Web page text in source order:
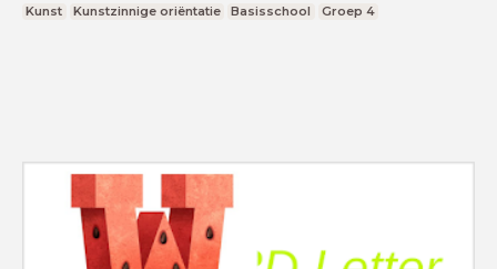
Kunst Kunstzinnige oriëntatie Basisschool Groep 4